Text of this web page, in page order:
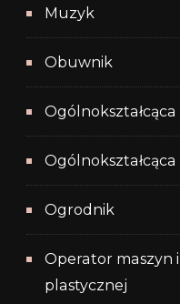
Muzyk
Obuwnik
Ogrodnik
Operator maszyn
plastycznej